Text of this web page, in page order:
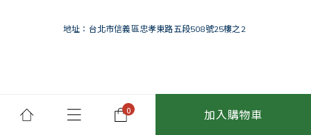
加入購物車
地址：台北市信義區忠孝東路五段508號25樓之2